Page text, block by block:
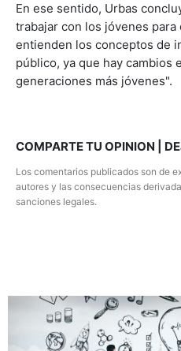
En ese sentido, Urbas
trabajar con los jóvenes
entienden los conceptos de
público, ya que hay cambios
generaciones más jóvenes".
COMPARTE TU OPINION |
Los comentarios publicados son de
autores y las consecuencias
sanciones legales.